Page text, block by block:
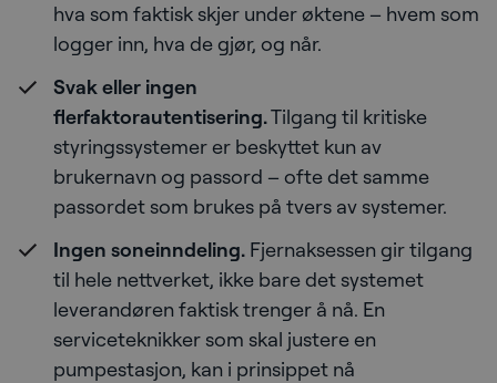
hva som faktisk skjer under øktene – hvem som
logger inn, hva de gjør, og når.
Svak eller ingen
flerfaktorautentisering.Tilgang til kritiske
styringssystemer er beskyttet kun av
brukernavn og passord – ofte det samme
passordet som brukes på tvers av systemer.
Ingen soneinndeling. Fjernaksessen gir tilgang
til hele nettverket, ikke bare det systemet
leverandøren faktisk trenger å nå. En
serviceteknikker som skal justere en
pumpestasjon, kan i prinsippet nå